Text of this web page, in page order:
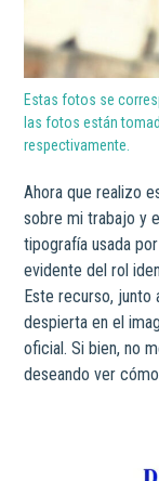
Estas fotos se
las fotos están
respectivamente.
Ahora que realizo
sobre mi trabajo y
tipografía usada
evidente del rol
Este recurso, junto
despierta en el
oficial. Si bien, no
deseando ver